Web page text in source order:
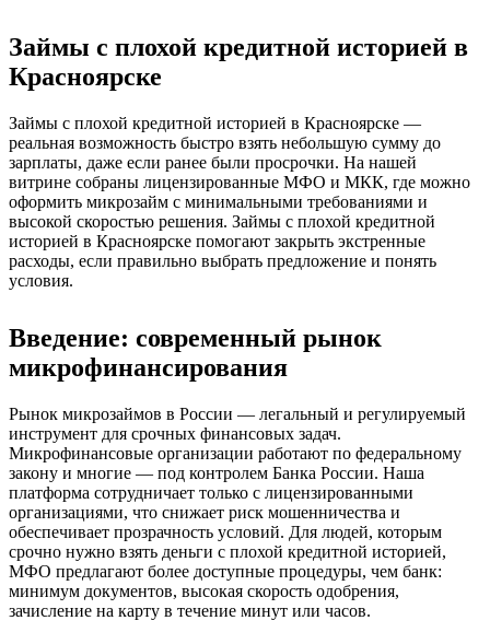
Займы с плохой кредитной историей в
Красноярске
Займы с плохой кредитной историей в Красноярске —
реальная возможность быстро взять небольшую сумму до
зарплаты, даже если ранее были просрочки. На нашей
витрине собраны лицензированные МФО и МКК, где можно
оформить микрозайм с минимальными требованиями и
высокой скоростью решения. Займы с плохой кредитной
историей в Красноярске помогают закрыть экстренные
расходы, если правильно выбрать предложение и понять
условия.
Введение: современный рынок
микрофинансирования
Рынок микрозаймов в России — легальный и регулируемый
инструмент для срочных финансовых задач.
Микрофинансовые организации работают по федеральному
закону и многие — под контролем Банка России. Наша
платформа сотрудничает только с лицензированными
организациями, что снижает риск мошенничества и
обеспечивает прозрачность условий. Для людей, которым
срочно нужно взять деньги с плохой кредитной историей,
МФО предлагают более доступные процедуры, чем банк:
минимум документов, высокая скорость одобрения,
зачисление на карту в течение минут или часов.